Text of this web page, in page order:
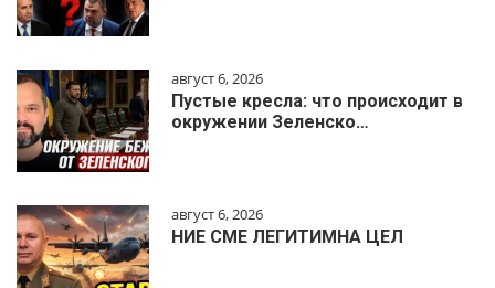
август 6, 2026
Пустые кресла: что происходит в
окружении Зеленско…
август 6, 2026
НИЕ СМЕ ЛЕГИТИМНА ЦЕЛ